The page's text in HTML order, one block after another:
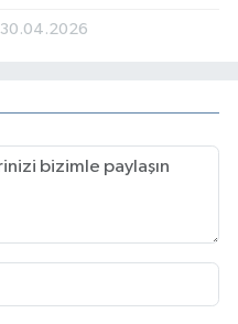
30.04.2026